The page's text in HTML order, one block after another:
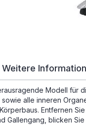
Modell für
alle inneren
Entfernen
Gallengang, blicken
Weitere